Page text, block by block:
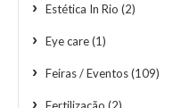
Estética In Rio (2)
Eye care(1)
Feiras / Eventos(109)
Fertilização (2)